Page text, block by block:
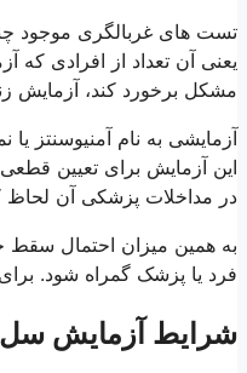
یعنی آن تعداد از افرادی
مشکل برخورد کند، آزمایش
آزمایشی به نام آمنیوسنتز
این آزمایش برای تعیین
در مداخلات پزشکی آن لحاظ
به همین میزان احتمال سقط
فرد یا پزشک گمراه شود.
شرایط آزمایش